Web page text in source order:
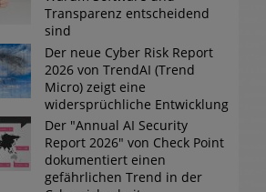
Transparenz entscheidend
sind
Der neue Cyber Risk Report
2026 von TrendAI (Trend
Micro) zeigt eine
widersprüchliche Entwicklung
Der "Annual AI Security
Report 2026" von Check Point
dokumentiert einen
gefährlichen Trend in der